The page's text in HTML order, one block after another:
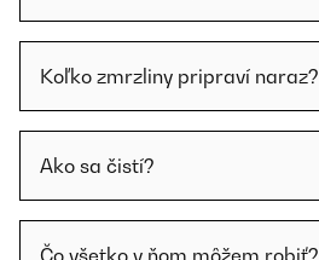
Koľko zmrzliny pripraví naraz?
Ako sa čistí?
Čo všetko v ňom môžem robiť?